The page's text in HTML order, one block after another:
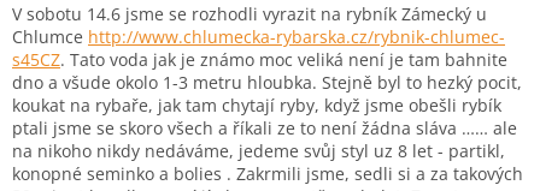
V sobotu 14.6 jsme se rozhodli vyrazit na rybník Zámecký u
Chlumce http://www.chlumecka-rybarska.cz/rybnik-chlumec-
s45CZ. Tato voda jak je známo moc veliká není je tam bahnite
dno a všude okolo 1-3 metru hloubka. Stejně byl to hezký pocit,
koukat na rybaře, jak tam chytají ryby, když jsme obešli rybík
ptali jsme se skoro všech a říkali ze to není žádna sláva …… ale
na nikoho nikdy nedáváme, jedeme svůj styl uz 8 let - partikl,
konopné seminko a bolies . Zakrmili jsme, sedli si a za takových